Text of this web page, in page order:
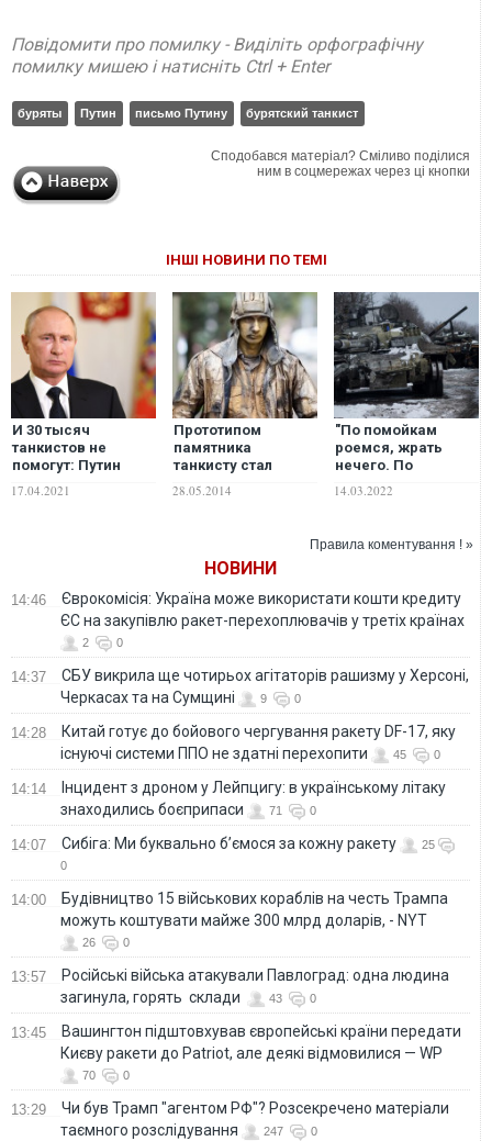
Повідомити про помилку - Виділіть орфографічну
помилку мишею і натисніть Ctrl + Enter
буряты Путин письмо Путину бурятский танкист
Сподобався матеріал? Сміливо поділися
ним в соцмережах через ці кнопки
ІНШІ НОВИНИ ПО ТЕМІ
И 30 тысяч
танкистов не
помогут: Путин
собственный
17.04.2021
Прототипом
памятника
танкисту стал
28.05.2014
"По помойкам
роемся, жрать
нечего. По
лазили": оккупант
хотят сбежать
14.03.2022
Правила коментування ! »
НОВИНИ
14:46
Єврокомісія: Україна може використати кошти кредиту
ЄС на закупівлю ракет-перехоплювачів у третіх країнах
2 0
14:37
СБУ викрила ще чотирьох агітаторів рашизму у Херсоні,
Черкасах та на Сумщині
9 0
14:28
Китай готує до бойового чергування ракету DF-17, яку
існуючі системи ППО не здатні перехопити
45 0
14:14
Інцидент з дроном у Лейпцигу: в українському літаку
знаходились боєприпаси
71 0
14:07 Сибіга: Ми буквально б’ємося за кожну ракету
25
0
14:00
Будівництво 15 військових кораблів на честь Трампа
можуть коштувати майже 300 млрд доларів, - NYT
26 0
13:57
Російські війська атакували Павлоград: одна людина
загинула, горять склади
43 0
13:45
Вашингтон підштовхував європейські країни передати
Києву ракети до Patriot, але деякі відмовилися — WP
70 0
13:29
Чи був Трамп "агентом РФ"? Розсекречено матеріали
таємного розслідування
247 0